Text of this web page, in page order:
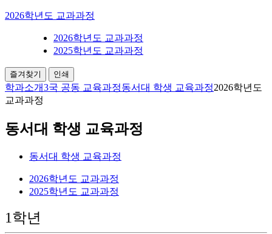
2026학년도 교과과정
2026학년도 교과과정
2025학년도 교과과정
즐겨찾기 인쇄
학과소개3국 공동 교육과정동서대 학생 교육과정2026학년도
교과과정
동서대 학생 교육과정
동서대 학생 교육과정
2026학년도 교과과정
2025학년도 교과과정
1학년